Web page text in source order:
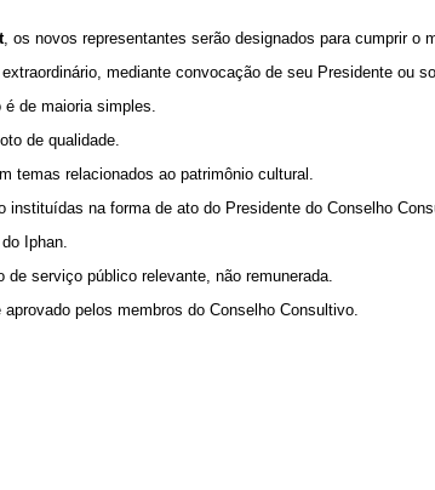
, os novos representantes serão designados para cumprir o
mediante convocação de seu Presidente ou
é de maioria simples.
de qualidade.
temas relacionados ao patrimônio cultural.
na forma de ato do Presidente do Conselho
Iphan.
serviço público relevante, não remunerada.
pelos membros do Conselho Consultivo.